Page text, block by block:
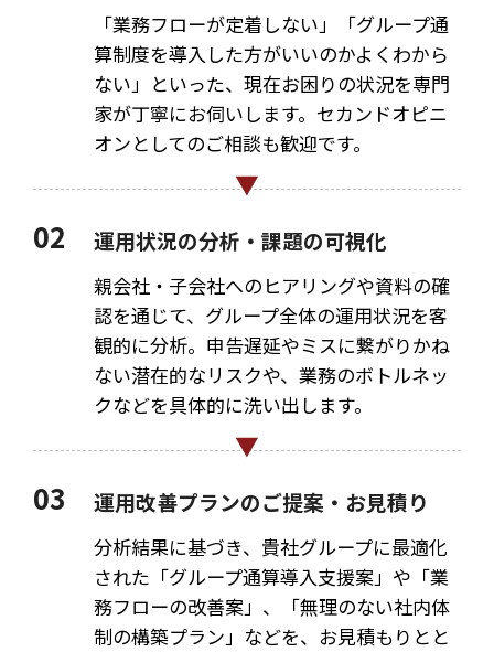
「業務フローが定着しない」「グループ通
算制度を導入した方がいいのかよくわから
ない」といった、現在お困りの状況を専門
家が丁寧にお伺いします。セカンドオピニ
オンとしてのご相談も歓迎です。
02 運用状況の分析・課題の可視化
親会社・子会社へのヒアリングや資料の確
認を通じて、グループ全体の運用状況を客
観的に分析。申告遅延やミスに繋がりかね
ない潜在的なリスクや、業務のボトルネッ
クなどを具体的に洗い出します。
03 運用改善プランのご提案・お見積り
分析結果に基づき、貴社グループに最適化
された「グループ通算導入支援案」や「業
務フローの改善案」、「無理のない社内体
制の構築プラン」などを、お見積もりとと